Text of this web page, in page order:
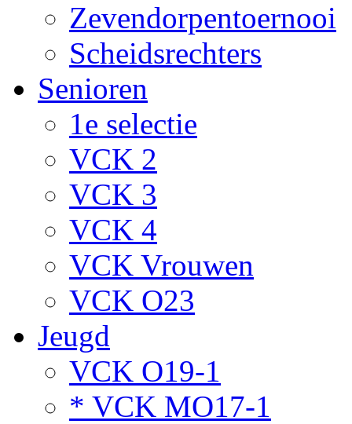
Zevendorpentoernooi
Scheidsrechters
Senioren
1e selectie
VCK 2
VCK 3
VCK 4
VCK Vrouwen
VCK O23
Jeugd
VCK O19-1
* VCK MO17-1